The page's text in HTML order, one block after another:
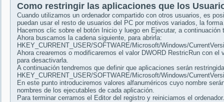
Como restringir las aplicaciones que los
Cuando utilizamos un ordenador compartido con otros usuarios, es
puedan usar el resto de usuarios del PC por motivos variados, la
Hacemos clic sobre el botón Inicio y luego en Ejecutar, a
Ahora buscamos la cadena siguiente, para abrirla:
HKEY_CURRENT_USER/SOFTWARE/Microsoft/Windows/
Ahora crearemos o modificaremos el valor DWORD RestricRun con
para desactivarla.
A continuación tendremos que definir que aplicaciones serán
HKEY_CURRENT_USER/SOFTWARE/Microsoft/Windows/
En este punto introduciremos valores alfanuméricos cuyo nombre
nombres de los ejecutables de cada aplicación.
Para terminar cerramos el Editor del registro y reiniciamos el ordenador.